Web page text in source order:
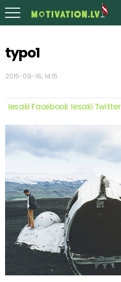
typo1
2015-09-18, 14:15
Iesaki Facebook Iesaki Twitter